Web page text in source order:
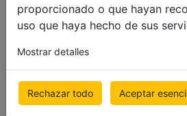
proporcionado o que hayan
uso que haya hecho de sus
Mostrar detalles
Rechazar todo Aceptar
Cortinas Verticales Opacos
Cortinas Plisadas Opacos
Estores Enrollables de Tejido
Estores Enrollables Opacos